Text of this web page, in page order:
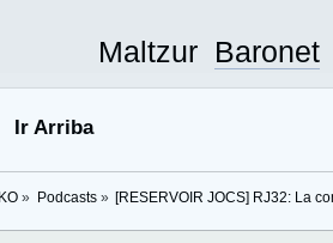
Maltzur Baronet
Ir Arriba
» Podcasts» [RESERVOIR JOCS] RJ32: La